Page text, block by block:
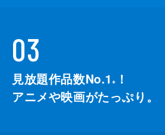
03
見放題作品数No.1 ※
！
アニメや映画がたっぷり。